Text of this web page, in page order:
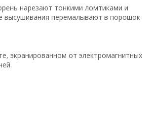
нарезают тонкими ломтиками и
высушивания перемалывают в порошок
экранированном от электромагнитных